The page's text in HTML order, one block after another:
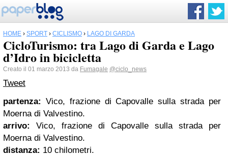
HOME › SPORT › CICLISMO › LAGO DI GARDA
CicloTurismo: tra Lago di Garda e Lago
d’Idro in bicicletta
Creato il 01 marzo 2013 da Fumagale @ciclo_news
Tweet
partenza: Vico, frazione di Capovalle sulla strada per
Moerna di Valvestino.
arrivo:
Vico, frazione di Capovalle sulla strada per
Moerna di Valvestino.
distanza: 10 chilometri.